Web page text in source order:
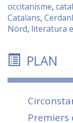
occitanisme,
Catalans,
Nòrd, literatura
PLAN